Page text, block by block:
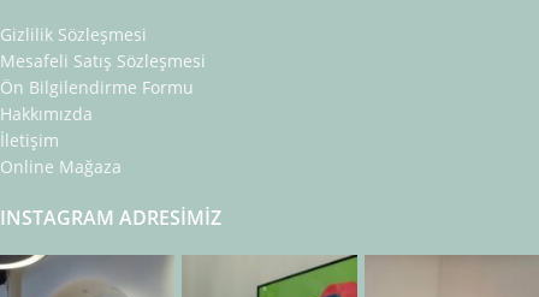
Gizlilik Sözleşmesi
Mesafeli Satış Sözleşmesi
Ön Bilgilendirme Formu
Hakkımızda
İletişim
Online Mağaza
INSTAGRAM ADRESIMIZ